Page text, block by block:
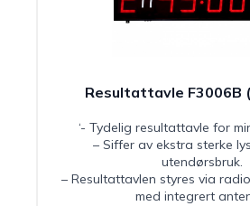
Resultattavle F3006B
‘- Tydelig resultattavle for
– Siffer av ekstra sterke
utendørsbruk.
– Resultattavlen styres via
med integrert